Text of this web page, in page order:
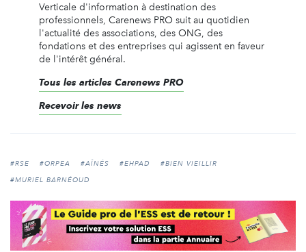
Verticale d'information à destination des
professionnels, Carenews PRO suit au quotidien
l'actualité des associations, des ONG, des
fondations et des entreprises qui agissent en faveur
de l'intérêt général.
Tous les articles Carenews PRO
Recevoir les news
#RSE #ORPEA #AÎNÉS #EHPAD
#BIEN VIEILLIR
#MURIEL BARNÉOUD